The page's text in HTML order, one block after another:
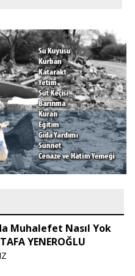
Muhalefet Nasıl Yok
YENEROĞLU